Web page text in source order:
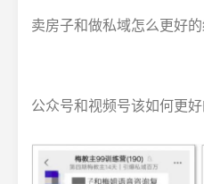
卖房子和做私域怎么更好的
公众号和视频号该如何更